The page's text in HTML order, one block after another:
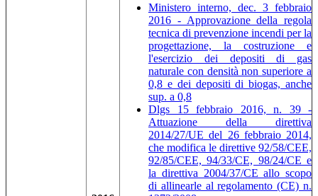
Ministero interno, dec. 3 febbraio
2016 - Approvazione della regola
tecnica di prevenzione incendi per la
progettazione, la costruzione e
l'esercizio dei depositi di gas
naturale con densità non superiore a
0,8 e dei depositi di biogas, anche
sup. a 0,8
Dlgs 15 febbraio 2016, n. 39 -
Attuazione della direttiva
2014/27/UE del 26 febbraio 2014,
che modifica le direttive 92/58/CEE,
92/85/CEE, 94/33/CE, 98/24/CE e
la direttiva 2004/37/CE allo scopo
di allinearle al regolamento (CE) n.